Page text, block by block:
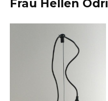
Frau Hellen Odri